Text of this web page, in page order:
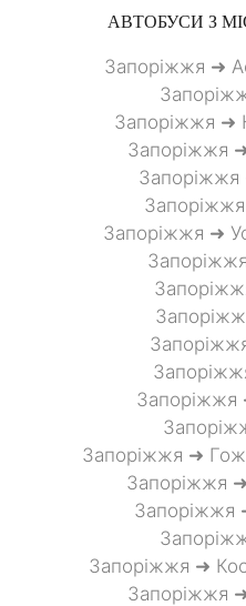
АВТОБУСИ З
Запоріжжя ➜
Запоріжжя ➜
Запоріжжя
Запоріжжя ➜
Запоріжжя
Запоріжжя ➜
Запоріжжя
Запоріжжя
Запоріжжя ➜
Запоріжжя